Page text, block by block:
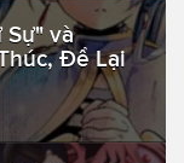
Sự" và
Để Lại